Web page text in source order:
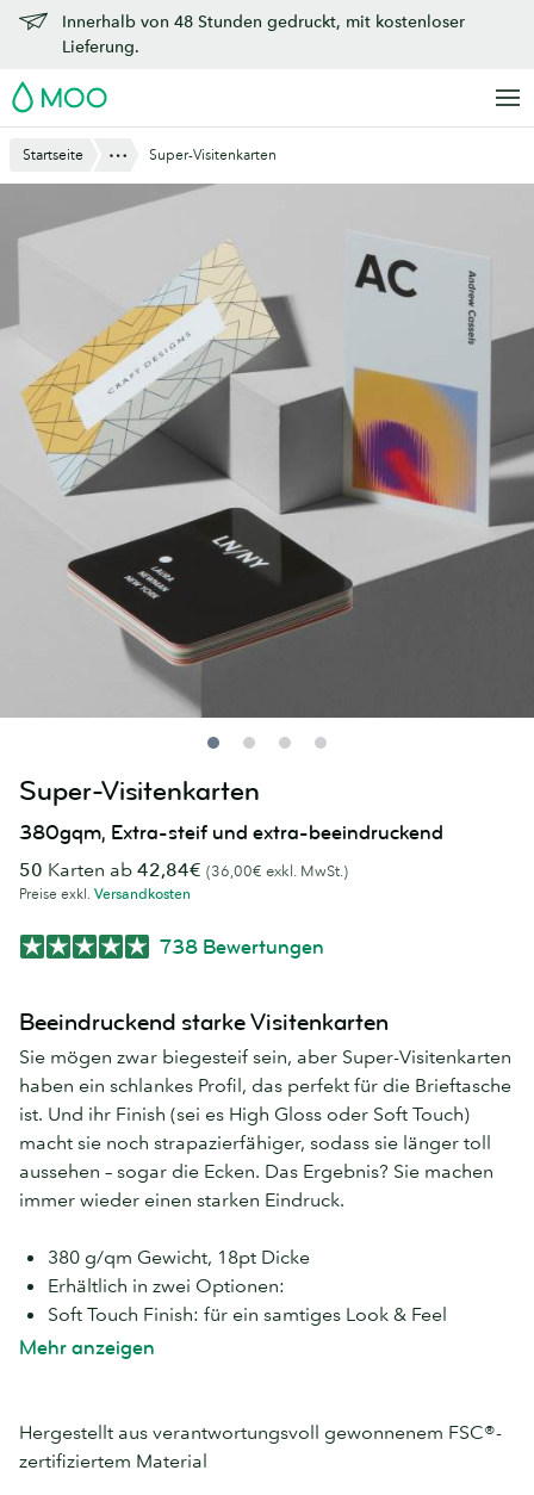
Zu
Hauptinhalt
Innerhalb von 48 Stunden gedruckt, mit kostenloser
Lieferung.
MOO
Startseite Anzeigen
Super-Visitenkarten
Super-Visitenkarten
380gqm, Extra-steif und extra-beeindruckend
50 Karten ab 42,84€ (36,00€ exkl. MwSt.)
Preise exkl. Versandkosten
738 Bewertungen
Beeindruckend starke Visitenkarten
Sie mögen zwar biegesteif sein, aber Super-Visitenkarten
haben ein schlankes Profil, das perfekt für die Brieftasche
ist. Und ihr Finish (sei es High Gloss oder Soft Touch)
macht sie noch strapazierfähiger, sodass sie länger toll
aussehen – sogar die Ecken. Das Ergebnis? Sie machen
immer wieder einen starken Eindruck.
380 g/qm Gewicht, 18pt Dicke
Erhältlich in zwei Optionen:
Soft Touch Finish: für ein samtiges Look & Feel
High Gloss: auffallend glänzend und glatt
Relieflack hinzufügen. Fan-tas-tisch.
Mehr anzeigen
Hergestellt aus verantwortungsvoll gewonnenem FSC®-
zertifiziertem Material